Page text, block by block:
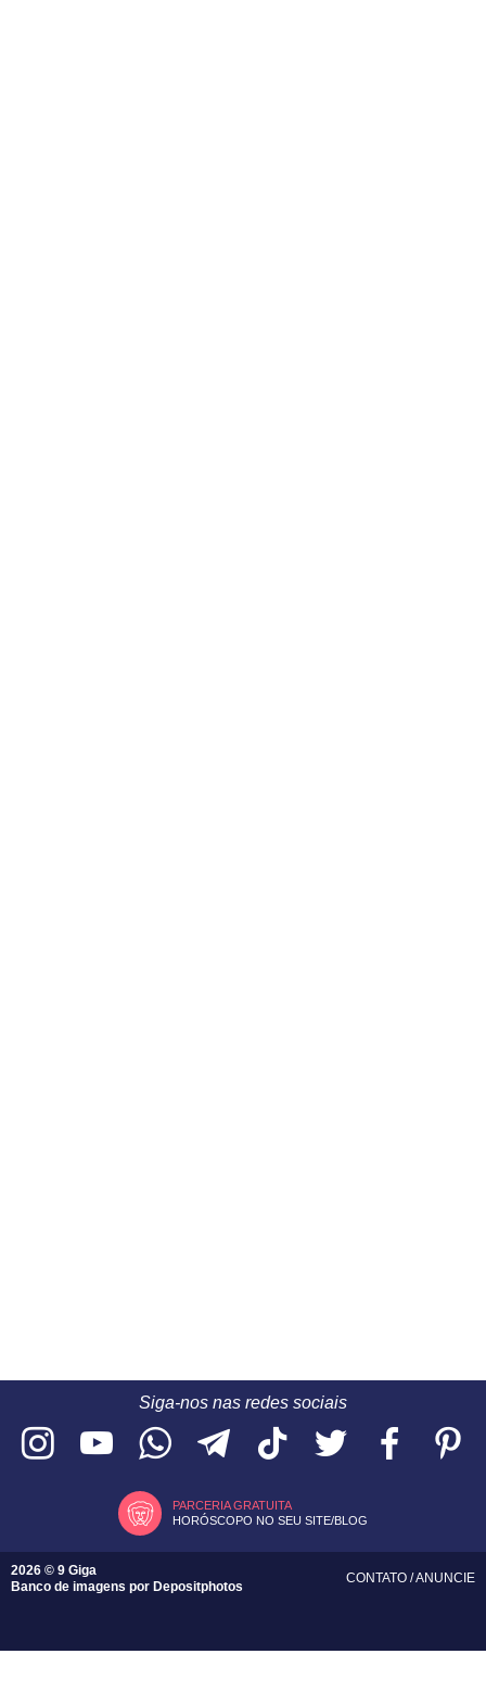
Siga-nos nas redes sociais
PARCERIA GRATUITA
HORÓSCOPO NO SEU SITE/BLOG
2026 © 9 Giga
Banco de imagens por Depositphotos
CONTATO /ANUNCIE